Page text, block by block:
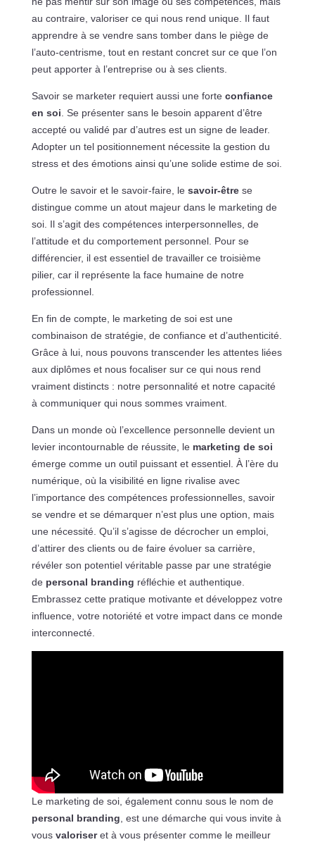
au contraire, valoriser ce qui nous rend unique. Il faut
apprendre à se vendre sans tomber dans le piège de
l’auto-centrisme, tout en restant concret sur ce que l’on
peut apporter à l’entreprise ou à ses clients.
Savoir se marketer requiert aussi une forte confiance
en soi . Se présenter sans le besoin apparent d’être
accepté ou validé par d’autres est un signe de leader.
Adopter un tel positionnement nécessite la gestion du
stress et des émotions ainsi qu’une solide estime de soi.
Outre le savoir et le savoir-faire, le savoir-êtrese
distingue comme un atout majeur dans le marketing de
soi. Il s’agit des compétences interpersonnelles, de
l’attitude et du comportement personnel. Pour se
différencier, il est essentiel de travailler ce troisième
pilier, car il représente la face humaine de notre
professionnel.
En fin de compte, le marketing de soi est une
combinaison de stratégie, de confiance et d’authenticité.
Grâce à lui, nous pouvons transcender les attentes liées
aux diplômes et nous focaliser sur ce qui nous rend
vraiment distincts : notre personnalité et notre capacité
à communiquer qui nous sommes vraiment.
Dans un monde où l’excellence personnelle devient un
levier incontournable de réussite, le marketing de soi
émerge comme un outil puissant et essentiel. À l’ère du
numérique, où la visibilité en ligne rivalise avec
l’importance des compétences professionnelles, savoir
se vendre et se démarquer n’est plus une option, mais
une nécessité. Qu’il s’agisse de décrocher un emploi,
d’attirer des clients ou de faire évoluer sa carrière,
révéler son potentiel véritable passe par une stratégie
de personal branding réfléchie et authentique.
Embrassez cette pratique motivante et développez votre
influence, votre notoriété et votre impact dans ce monde
interconnecté.
Le marketing de soi, également connu sous le nom de
personal branding, est une démarche qui vous invite à
vous valoriseret à vous présenter comme le meilleur